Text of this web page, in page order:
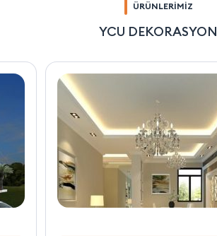
ÜRÜNLERİMİZ
YCU DEKORASYON